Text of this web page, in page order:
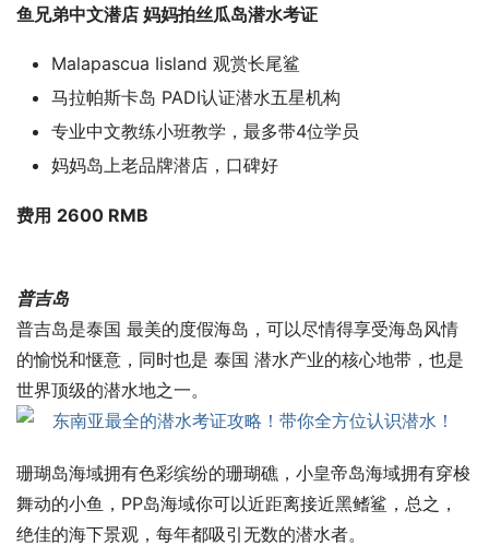
鱼兄弟中文潜店 妈妈拍丝瓜岛潜水考证
Malapascua Iisland 观赏长尾鲨
马拉帕斯卡岛 PADI认证潜水五星机构
专业中文教练小班教学，最多带4位学员
妈妈岛上老品牌潜店，口碑好
费用 2600 RMB
普吉岛
普吉岛是泰国 最美的度假海岛，可以尽情得享受海岛风情
的愉悦和惬意，同时也是 泰国 潜水产业的核心地带，也是
世界顶级的潜水地之一。
珊瑚岛海域拥有色彩缤纷的珊瑚礁，小皇帝岛海域拥有穿梭
舞动的小鱼，PP岛海域你可以近距离接近黑鳍鲨，总之，
绝佳的海下景观，每年都吸引无数的潜水者。